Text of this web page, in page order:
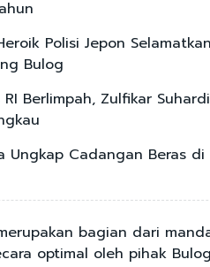
Polisi Jepon
Bulog
RI Berlimpah, Zulfikar
Ungkap Cadangan Beras di
bagian dari
optimal oleh pihak